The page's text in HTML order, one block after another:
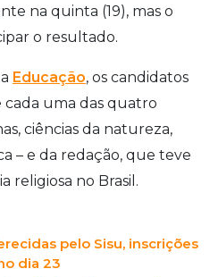
na quinta (19), mas o
o resultado.
Educação, os candidatos
cada uma das quatro
ciências da natureza,
– e da redação, que teve
religiosa no Brasil.
pelo Sisu, inscrições
dia 23